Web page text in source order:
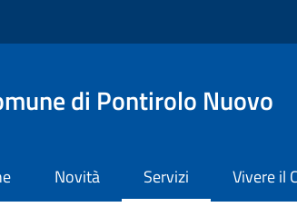
di Pontirolo Nuovo
Novità Servizi Vivere il